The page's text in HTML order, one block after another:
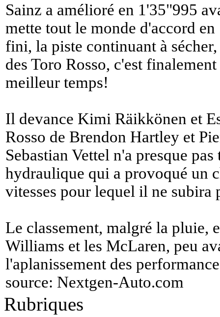
Sainz a amélioré en 1'35"995
mette tout le monde d'accord
fini, la piste continuant à
des Toro Rosso, c'est
meilleur temps!
Il devance Kimi Räikkönen et
Rosso de Brendon Hartley et
Sebastian Vettel n'a presque
hydraulique qui a provoqué un
vitesses pour lequel il ne subira
Le classement, malgré la pluie,
Williams et les McLaren, peu
l'aplanissement des
source: Nextgen-Auto.com
Rubriques